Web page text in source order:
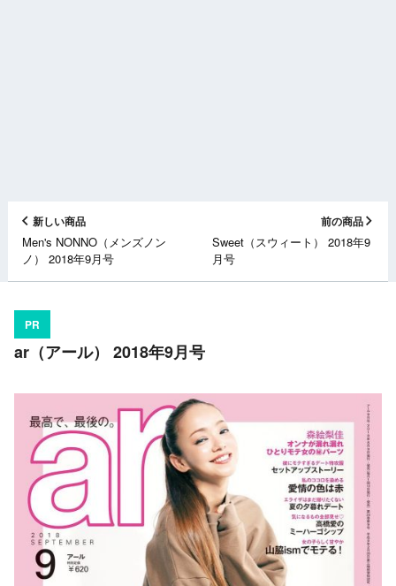
新しい商品
Men's NONNO（メンズノン
ノ） 2018年9月号
前の商品
Sweet（スウィート） 2018年9
月号
PR
ar（アール） 2018年9月号